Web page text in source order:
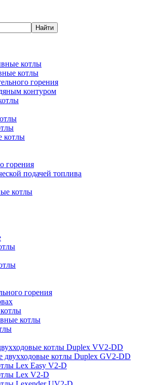
Найти
котлы
котлы
горения
контуром
котлы
горения
подачей топлива
котлы
горения
котлы
котлы Duplex VV2-DD
двухходовые котлы Duplex GV2-DD
Lex Easy V2-D
Lex V2-D